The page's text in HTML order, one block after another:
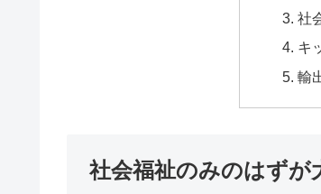
社
キ
輸
社会福祉のみのはずが